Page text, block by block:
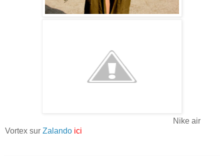
Nike air
Vortex sur Zalando ici